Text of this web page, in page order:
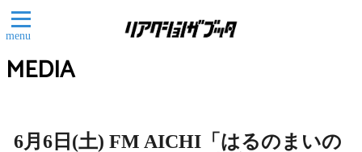
menu
MEDIA
6月6日(土) FM AICHI「はるのまいの